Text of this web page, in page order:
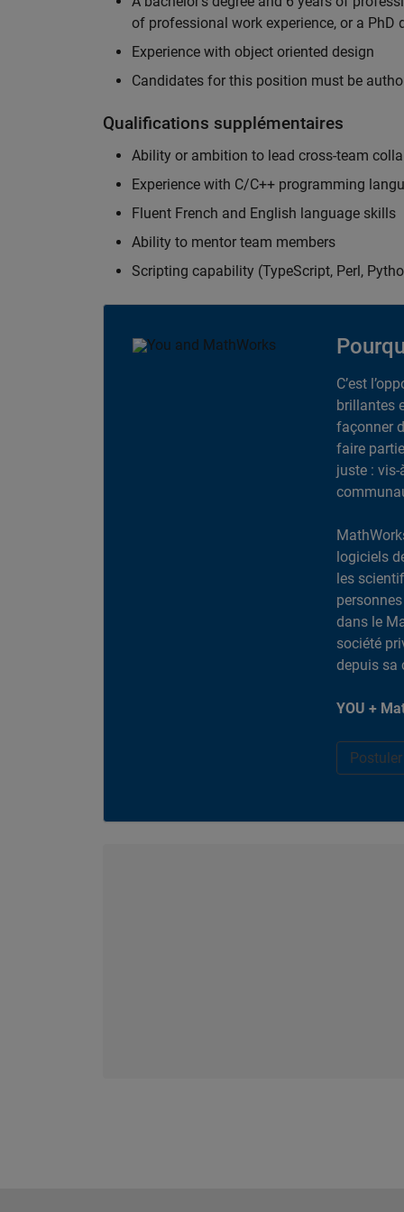
of professional work experience, or a PhD
Experience with object oriented design
Candidates for this position must be
Qualifications supplémentaires
Ability or ambition to lead cross-team
Experience with C/C++ programming
Fluent French and English language skills
Ability to mentor team members
Scripting capability (TypeScript, Perl,
C’est
brillantes
façonner
faire
juste : vis-
logiciels
les
dans le
société
depuis sa
YOU +